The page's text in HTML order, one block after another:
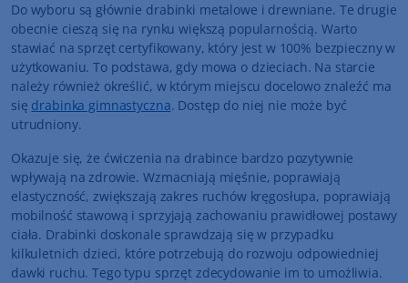
Do wyboru są głównie drabinki metalowe i drewniane. Te drugie
obecnie cieszą się na rynku większą popularnością. Warto
stawiać na sprzęt certyfikowany, który jest w 100% bezpieczny w
użytkowaniu. To podstawa, gdy mowa o dzieciach. Na starcie
należy również określić, w którym miejscu docelowo znaleźć ma
się drabinka gimnastyczna. Dostęp do niej nie może być
utrudniony.
Okazuje się, że ćwiczenia na drabince bardzo pozytywnie
wpływają na zdrowie. Wzmacniają mięśnie, poprawiają
elastyczność, zwiększają zakres ruchów kręgosłupa, poprawiają
mobilność stawową i sprzyjają zachowaniu prawidłowej postawy
ciała. Drabinki doskonale sprawdzają się w przypadku
kilkuletnich dzieci, które potrzebują do rozwoju odpowiedniej
dawki ruchu. Tego typu sprzęt zdecydowanie im to umożliwia.